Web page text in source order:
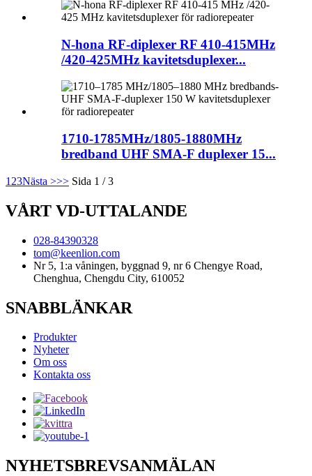
N-hona RF-diplexer RF 410-415MHz
/420-425MHz kavitetsduplexer...
1710-1785MHz/1805-1880MHz
bredband UHF SMA-F duplexer 15...
1 23Nästa >>> Sida 1 / 3
VÅRT VD-UTTALANDE
028-84390328
tom@keenlion.com
Nr 5, 1:a våningen, byggnad 9, nr 6 Chengye Road,
Chenghua, Chengdu City, 610052
SNABBLÄNKAR
Produkter
Nyheter
Om oss
Kontakta oss
NYHETSBREVSANMÄLAN